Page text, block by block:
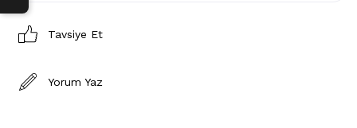
Tavsiye Et
Yorum Yaz